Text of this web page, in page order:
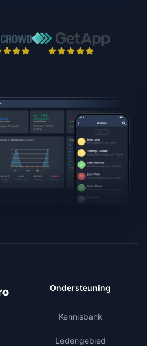
Ondersteuning
Kennisbank
Ledengebied